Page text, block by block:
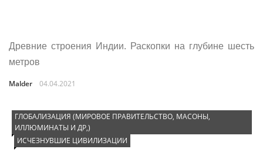
Древние строения Индии. Раскопки на глубине шесть
метров
Malder 04.04.2021
ГЛОБАЛИЗАЦИЯ (МИРОВОЕ ПРАВИТЕЛЬСТВО, МАСОНЫ,
ИЛЛЮМИНАТЫ И ДР,)
ИСЧЕЗНУВШИЕ ЦИВИЛИЗАЦИИ